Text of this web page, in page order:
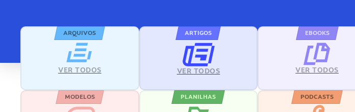
ARQUIVOS
VER TODOS
ARTIGOS
VER TODOS
EBOOKS
VER TODOS
MODELOS PLANILHAS PODCASTS